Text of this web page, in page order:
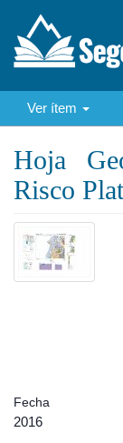
Ver ítem
Hoja
Risco
Fecha
2016